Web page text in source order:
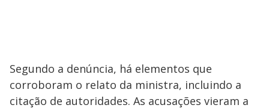
Segundo a denúncia, há elementos que
corroboram o relato da ministra, incluindo a
citação de autoridades. As acusações vieram a